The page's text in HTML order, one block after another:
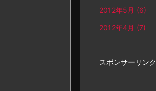
2012年5月 (6)
2012年4月 (7)
スポンサーリンク